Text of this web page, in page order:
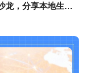
东信时代受邀出席巨量引擎交流沙龙，分享本地生活增量策略